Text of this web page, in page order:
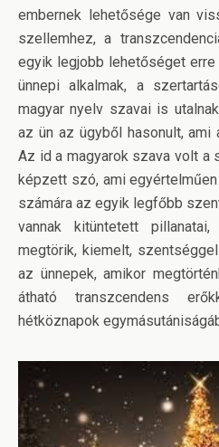
embernek lehetősége van
szellemhez, a
egyik legjobb lehetőséget
ünnepi alkalmak, a
magyar nyelv szavai is
az ün az ügyből hasonult,
Az id a magyarok szava volt
képzett szó, ami
számára az egyik legfőbb
vannak kitüntetett
megtörik, kiemelt,
az ünnepek, amikor
átható transzcendens
hétköznapok